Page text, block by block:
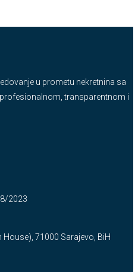
u prometu nekretnina sa
transparentnom i
2023
House), 71000 Sarajevo, BiH